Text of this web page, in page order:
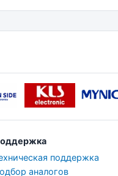
поддержка
аналогов